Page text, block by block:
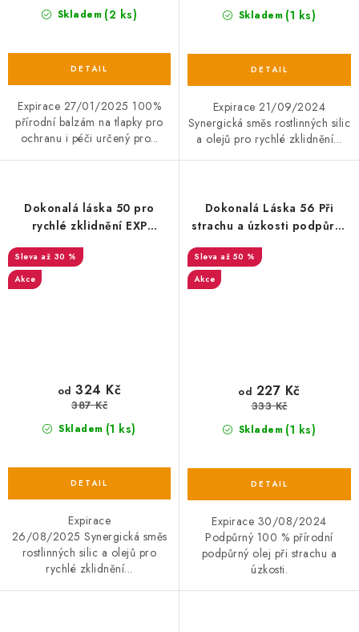
Skladem (2 ks)
Expirace 27/01/2025 100%
přírodní balzám na tlapky pro
ochranu i péči určený pro...
Skladem (1 ks)
Expirace 21/09/2024
Synergická směs rostlinných silic
a olejů pro rychlé zklidnění...
Dokonalá láska 50 pro
rychlé zklidnění EXP
až 30 %
Akce
Skladem (1 ks)
od 324 Kč
387 Kč
Expirace
26/08/2025 Synergická směs
rostlinných silic a olejů pro
rychlé zklidnění...
Dokonalá Láska 56 Při
strachu a úzkosti podpůrný
až 50 %
Akce
Skladem (1 ks)
od 227 Kč
333 Kč
Expirace 30/08/2024
Podpůrný 100 % přírodní
podpůrný olej při strachu a
úzkosti.